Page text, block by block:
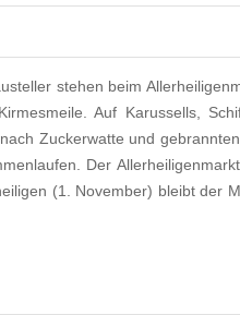
stehen beim
Auf Karussells,
Zuckerwatte und
Der
(1. November) bleibt der